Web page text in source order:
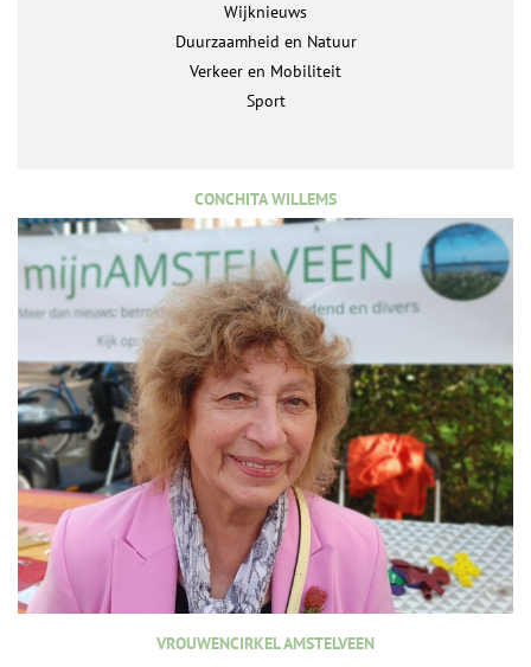
Wijknieuws
Duurzaamheid en Natuur
Verkeer en Mobiliteit
Sport
CONCHITA WILLEMS
VROUWENCIRKEL AMSTELVEEN